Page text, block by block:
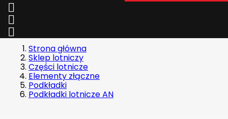



Strona główna
Sklep lotniczy
Części lotnicze
Elementy złączne
Podkładki
Podkładki lotnicze AN